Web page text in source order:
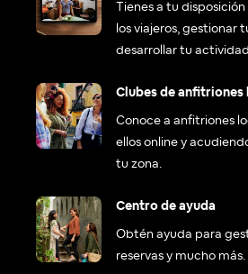
Tienes a tu
los viajeros, gestionar
desarrollar tu
Clubes de anfitriones
Conoce a anfitriones
ellos online y
tu zona.
Centro de ayuda
Obtén ayuda para
reservas y mucho más.